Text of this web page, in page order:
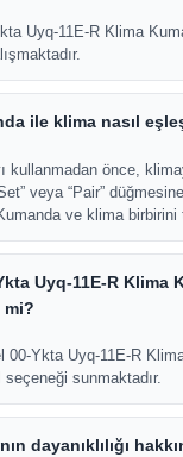
Uyq-11E-R Klima
ile klima nasıl
kullanmadan önce,
veya “Pair”
ve klima birbirini
Uyq-11E-R Klima
mi?
00-Ykta Uyq-11E-R Klima
sunmaktadır.
dayanıklılığı